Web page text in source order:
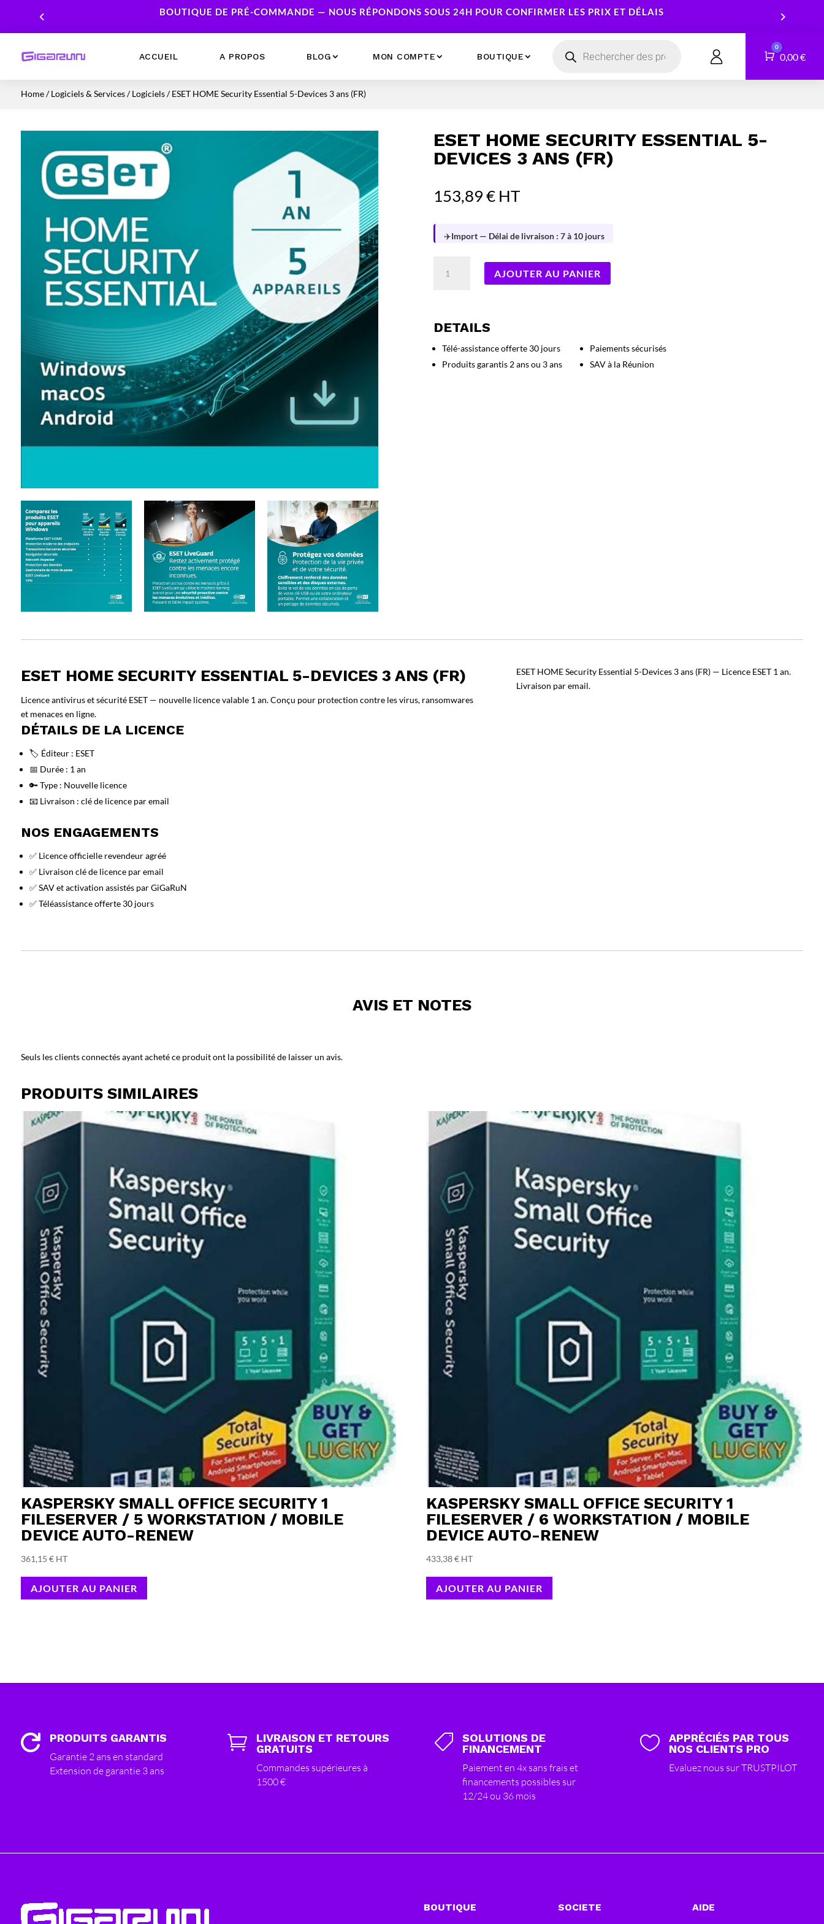
BOUTIQUE DE PRÉ-COMMANDE — NOUS RÉPONDONS SOUS 24H POUR CONFIRMER LES PRIX ET DÉLAIS
ACCUEIL A PROPOS BLOG MON COMPTE BOUTIQUE CONTACT
produits
Panier
0
0,00€
Home/Logiciels & Services/Logiciels/ ESET HOME Security Essential 5-Devices 3 ans (FR)
ESET HOME SECURITY ESSENTIAL 5-
DEVICES 3 ANS (FR)
153,89€ HT
✈️Import — Délai de livraison : 7 à 10 jours
Essential
5-
Devices
AJOUTER AU PANIER
DETAILS
Télé-assistance offerte 30 jours
Produits garantis 2 ans ou 3 ans
Paiements sécurisés
SAV à la Réunion
ESET HOME SECURITY ESSENTIAL 5-DEVICES 3 ANS (FR)
Licence antivirus et sécurité ESET — nouvelle licence valable 1 an. Conçu pour protection contre les virus, ransomwares
et menaces en ligne.
DÉTAILS DE LA LICENCE
🏷️ Éditeur : ESET
📅 Durée : 1 an
🔑 Type : Nouvelle licence
📧 Livraison : clé de licence par email
NOS ENGAGEMENTS
✅ Licence officielle revendeur agréé
✅ Livraison clé de licence par email
✅ SAV et activation assistés par GiGaRuN
✅ Téléassistance offerte 30 jours
ESET HOME Security Essential 5-Devices 3 ans (FR) — Licence ESET 1 an.
Livraison par email.
AVIS ET NOTES
Seuls les clients connectés ayant acheté ce produit ont la possibilité de laisser un avis.
PRODUITS SIMILAIRES
KASPERSKY SMALL OFFICE SECURITY 1
FILESERVER / 5 WORKSTATION / MOBILE
DEVICE AUTO-RENEW
361,15 € HT
AJOUTER AU PANIER
KASPERSKY SMALL OFFICE SECURITY 1
FILESERVER / 6 WORKSTATION / MOBILE
DEVICE AUTO-RENEW
433,38€ HT
AJOUTER AU PANIER
 PRODUITS GARANTIS
Garantie 2 ans en standard
Extension de garantie 3 ans

LIVRAISON ET RETOURS
GRATUITS
Commandes supérieures à
1500 €

SOLUTIONS DE
FINANCEMENT
Paiement en 4x sans frais et
financements possibles sur
12/24 ou 36 mois

APPRÉCIÉS PAR TOUS
NOS CLIENTS PRO
Evaluez nous sur TRUSTPILOT
BOUTIQUE SOCIETE AIDE
Ordinateurs Fixes
Workstation
Carte Graphique
Mémoire RAM
Stockage
Alimentations PC
Accessoires
Imprimantes
Caméras & Sécurité
Réseau
Onduleurs
Tablettes
Montres connectées
Services